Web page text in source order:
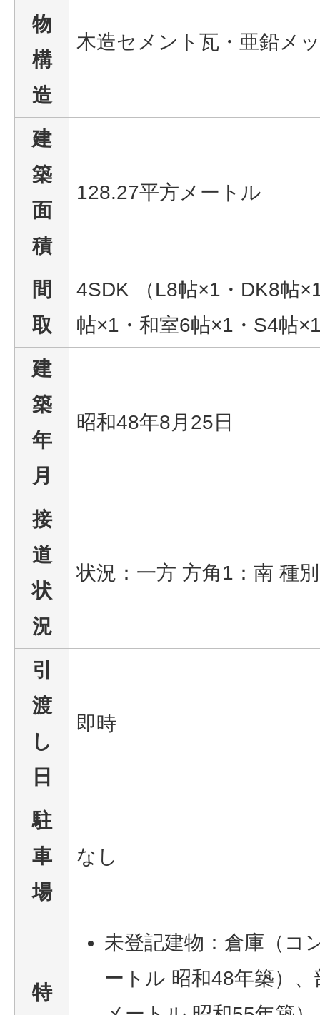
物
構
造
木造セメント瓦・亜鉛メ
建
築
面
積
128.27平方メートル
間
取
4SDK （L8帖×1・DK8帖
帖×1・和室6帖×1・S4帖
建
築
年
月
昭和48年8月25日
接
道
状
況
状況：一方 方角1：南 種
引
渡
し
日
即時
駐
車
場
なし
特
未登記建物：倉庫（コ
ートル 昭和48年築）